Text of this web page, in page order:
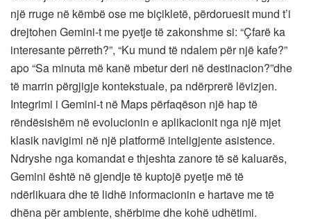
një rruge në këmbë ose me biçikletë, përdoruesit mund t’i
drejtohen Gemini-t me pyetje të zakonshme si: “Çfarë ka
interesante përreth?”, “Ku mund të ndalem për një kafe?”
apo “Sa minuta më kanë mbetur deri në destinacion?”dhe
të marrin përgjigje kontekstuale, pa ndërprerë lëvizjen.
Integrimi i Gemini-t në Maps përfaqëson një hap të
rëndësishëm në evolucionin e aplikacionit nga një mjet
klasik navigimi në një platformë inteligjente asistence.
Ndryshe nga komandat e thjeshta zanore të së kaluarës,
Gemini është në gjendje të kuptojë pyetje më të
ndërlikuara dhe të lidhë informacionin e hartave me të
dhëna për ambiente, shërbime dhe kohë udhëtimi.